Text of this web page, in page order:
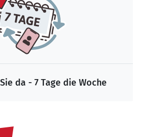
da - 7 Tage die Woche